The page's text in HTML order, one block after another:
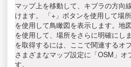
マップ上を移動して、キブラの方向
けます。 「+」ボタンを使用して場
を使用して鳥瞰図を表示します。地
を使用して、場所をさらに明確にし
を取得するには、ここで関連するオ
さまざまなマップ設定に「OSM」オ
す。